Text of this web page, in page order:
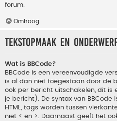
forum.
Omhoog
Tekstopmaak en
Wat is BBCode?
BBCode is een vereenvoudigde
is al dan niet toegestaan door de
ook per bericht uitschakelen, dit is
je bericht). De syntax van BBCode
HTML, tags worden tussen
niet < en >. Daarnaast geeft het